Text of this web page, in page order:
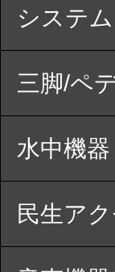
システム
三脚/ペ
水中機器
民生ア